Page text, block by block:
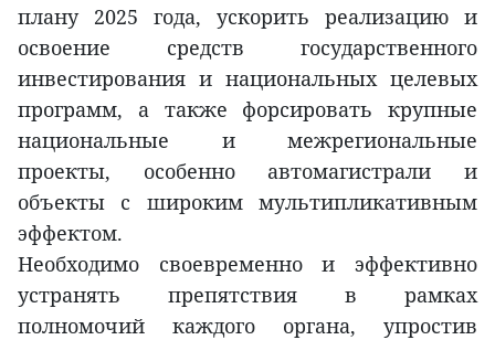
плану 2025 года, ускорить реализацию и
освоение средств государственного
инвестирования и национальных целевых
программ, а также форсировать крупные
национальные и межрегиональные
проекты, особенно автомагистрали и
объекты с широким мультипликативным
эффектом.
Необходимо своевременно и эффективно
устранять препятствия в рамках
полномочий каждого органа, упростив